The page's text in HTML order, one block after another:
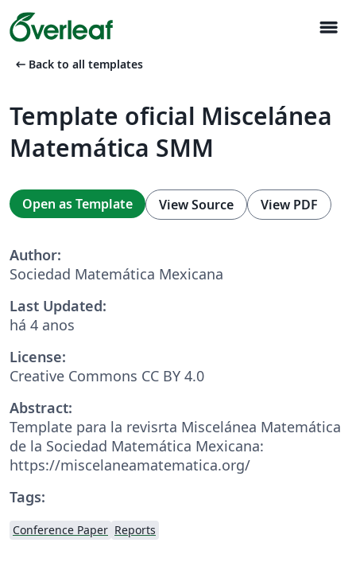
menu
arrow_left_alt Back to all templates
Template oficial Miscelánea
Matemática SMM
Open as Template View Source View PDF
Author:
Sociedad Matemática Mexicana
Last Updated:
há 4 anos
License:
Creative Commons CC BY 4.0
Abstract:
Template para la revisrta Miscelánea Matemática
de la Sociedad Matemática Mexicana:
https://miscelaneamatematica.org/
Tags:
Conference Paper Reports